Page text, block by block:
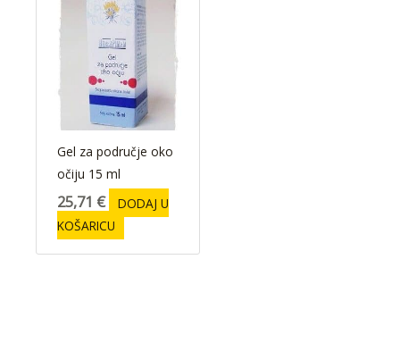
Gel za područje oko
očiju 15 ml
25,71 €
DODAJ U
KOŠARICU